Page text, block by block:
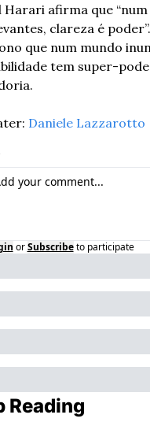
Harari afirma que
clareza é
que num mundo
tem super-
Daniele Lazzarotto
or Subscribe to participate
Reading